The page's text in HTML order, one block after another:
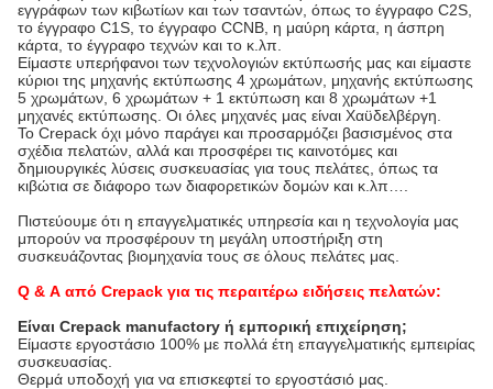
εγγράφων των κιβωτίων και των τσαντών, όπως το έγγραφο C2S,
το έγγραφο C1S, το έγγραφο CCNB, η μαύρη κάρτα, η άσπρη
κάρτα, το έγγραφο τεχνών και το κ.λπ.
Είμαστε υπερήφανοι των τεχνολογιών εκτύπωσής μας και είμαστε
κύριοι της μηχανής εκτύπωσης 4 χρωμάτων, μηχανής εκτύπωσης
5 χρωμάτων, 6 χρωμάτων + 1 εκτύπωση και 8 χρωμάτων +1
μηχανές εκτύπωσης. Οι όλες μηχανές μας είναι Χαϋδελβέργη.
Το Crepack όχι μόνο παράγει και προσαρμόζει βασισμένος στα
σχέδια πελατών, αλλά και προσφέρει τις καινοτόμες και
δημιουργικές λύσεις συσκευασίας για τους πελάτες, όπως τα
κιβώτια σε διάφορο των διαφορετικών δομών και κ.λπ….
Πιστεύουμε ότι η επαγγελματικές υπηρεσία και η τεχνολογία μας
μπορούν να προσφέρουν τη μεγάλη υποστήριξη στη
συσκευάζοντας βιομηχανία τους σε όλους πελάτες μας.
Q & Α από Crepack για τις περαιτέρω ειδήσεις πελατών:
Είναι Crepack manufactory ή εμπορική επιχείρηση;
Είμαστε εργοστάσιο 100% με πολλά έτη επαγγελματικής εμπειρίας
συσκευασίας.
Θερμά υποδοχή για να επισκεφτεί το εργοστάσιό μας.